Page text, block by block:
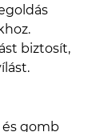
biztosít,
gomb